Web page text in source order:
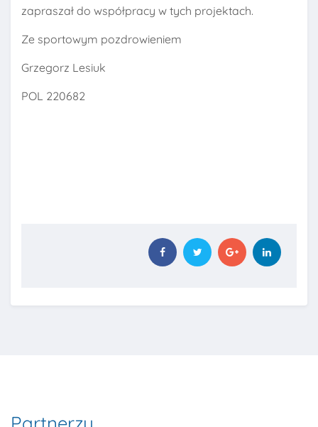
zapraszał do współpracy w tych projektach.
Ze sportowym pozdrowieniem
Grzegorz Lesiuk
POL 220682